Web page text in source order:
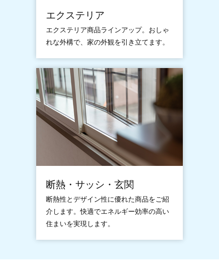
エクステリア
エクステリア商品ラインアップ。おしゃ
れな外構で、家の外観を引き立てます。
断熱・サッシ・玄関
断熱性とデザイン性に優れた商品をご紹
介します。快適でエネルギー効率の高い
住まいを実現します。